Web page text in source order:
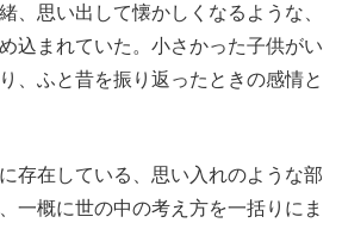
、思い出して懐かしくなるような、
込まれていた。小さかった子供がい
、ふと昔を振り返ったときの感情と
存在している、思い入れのような部
一概に世の中の考え方を一括りにま